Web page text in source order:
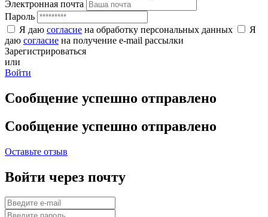
Электронная почта
Пароль
Я даю согласие на обработку персональных данных
Я
даю согласие на получение e-mail рассылки
Зарегистрироваться
или
Войти
Сообщение успешно отправлено
Сообщение успешно отправлено
Оставьте отзыв
Войти через почту